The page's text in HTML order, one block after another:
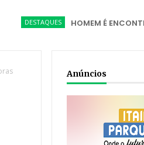
HOMEM É ENCONTRADO
Anúncios